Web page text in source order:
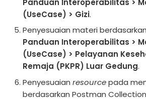
(UseCase) > Gizi.
Penyesuaian materi
Panduan Interoperabilitas >
(UseCase) > Pelayanan
Remaja (PKPR) Luar Gedung.
Penyesuaian resourcepada
berdasarkan Postman Collection